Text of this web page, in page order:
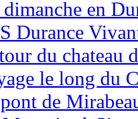
en
Durance
du chateau
le long du
de